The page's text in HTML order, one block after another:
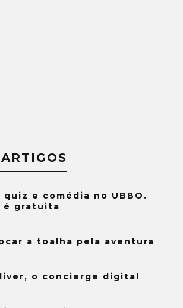
e comédia no UBBO.
é gratuita
a toalha pela aventura
o concierge digital